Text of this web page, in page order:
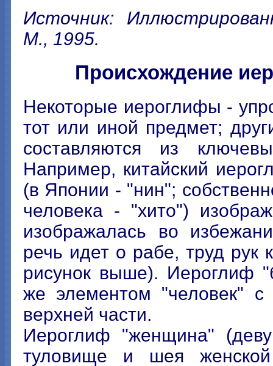
Источник:
М., 1995.
Происхождение
Некоторые иероглифы -
тот или иной предмет;
составляются из
Например, китайский
(в Японии - "нин";
человека - "хито")
изображалась во
речь идет о рабе, труд рук
рисунок выше). Иероглиф
же элементом "человек" с
верхней части.
Иероглиф "женщина"
туловище и шея